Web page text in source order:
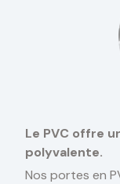
Le PVC offre
polyvalente.
Nos portes en